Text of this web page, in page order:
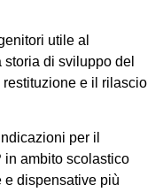
utile al
di sviluppo del
e il rilascio
per il
in ambito scolastico
e dispensative più